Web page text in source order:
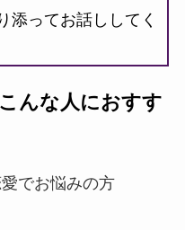
添ってお話ししてく
んな人におすす
でお悩みの方